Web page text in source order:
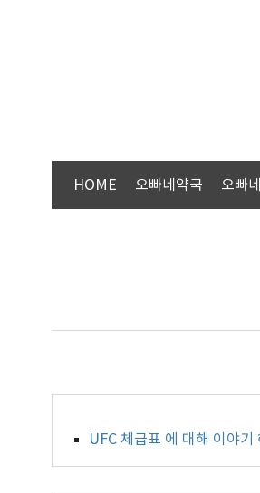
HOME 오빠네약국 오빠
UFC 체급표 에 대해 이야기